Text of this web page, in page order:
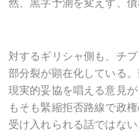
然、黒字予測を変えず、債
対するギリシャ側も、チ
部分裂が顕在化している
現実的妥協を唱える意見
もそも緊縮拒否路線で政
受け入れられる話ではない